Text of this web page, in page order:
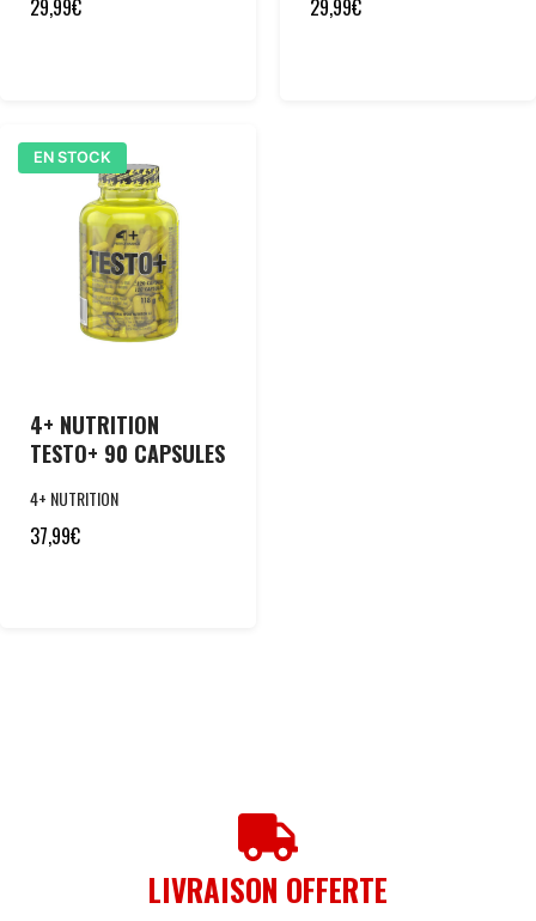
29,99€ 29,99€
EN STOCK
4+ NUTRITION
TESTO+ 90 CAPSULES
4+ NUTRITION
37,99€
LIVRAISON OFFERTE